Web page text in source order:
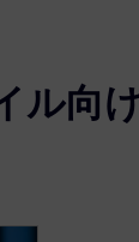
ル向